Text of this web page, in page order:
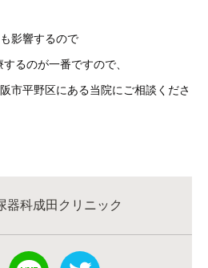
影響するので
るのが一番ですので、
市平野区にある当院にご相談くださ
器科成田クリニック